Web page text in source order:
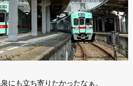
にも立ち寄りたかったなぁ。